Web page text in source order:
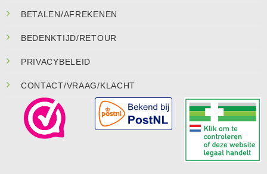
BETALEN/AFREKENEN
BEDENKTIJD/RETOUR
PRIVACYBELEID
CONTACT/VRAAG/KLACHT